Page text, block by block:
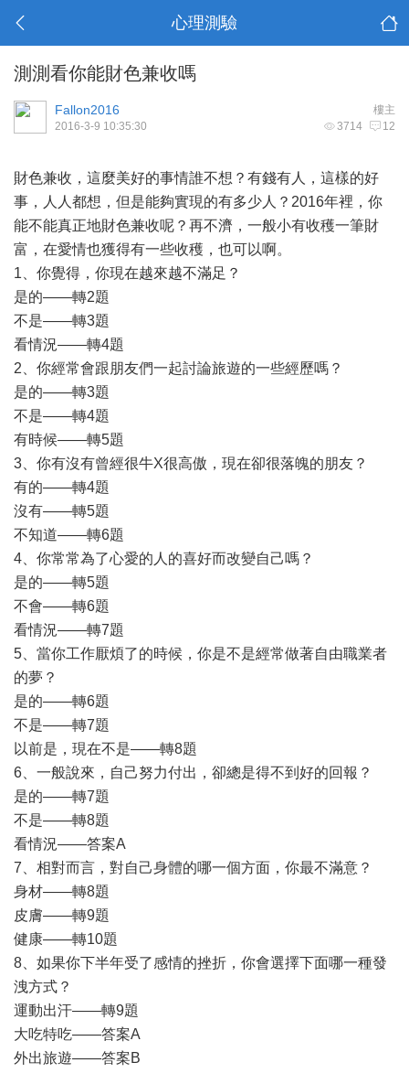
心理測驗
測測看你能財色兼收嗎
樓主
Fallon2016
3714 12
2016-3-9 10:35:30
財色兼收，這麼美好的事情誰不想？有錢有人，這樣的好
事，人人都想，但是能夠實現的有多少人？2016年裡，你
能不能真正地財色兼收呢？再不濟，一般小有收穫一筆財
富，在愛情也獲得有一些收穫，也可以啊。
1、你覺得，你現在越來越不滿足？
是的——轉2題
不是——轉3題
看情況——轉4題
2、你經常會跟朋友們一起討論旅遊的一些經歷嗎？
是的——轉3題
不是——轉4題
有時候——轉5題
3、你有沒有曾經很牛X很高傲，現在卻很落魄的朋友？
有的——轉4題
沒有——轉5題
不知道——轉6題
4、你常常為了心愛的人的喜好而改變自己嗎？
是的——轉5題
不會——轉6題
看情況——轉7題
5、當你工作厭煩了的時候，你是不是經常做著自由職業者
的夢？
是的——轉6題
不是——轉7題
以前是，現在不是——轉8題
6、一般說來，自己努力付出，卻總是得不到好的回報？
是的——轉7題
不是——轉8題
看情況——答案A
7、相對而言，對自己身體的哪一個方面，你最不滿意？
身材——轉8題
皮膚——轉9題
健康——轉10題
8、如果你下半年受了感情的挫折，你會選擇下面哪一種發
洩方式？
運動出汗——轉9題
大吃特吃——答案A
外出旅遊——答案B